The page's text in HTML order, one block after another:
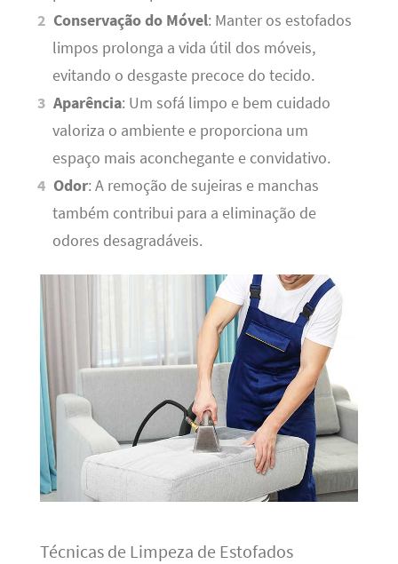
Conservação do Móvel: Manter os estofados
limpos prolonga a vida útil dos móveis,
evitando o desgaste precoce do tecido.
Aparência: Um sofá limpo e bem cuidado
valoriza o ambiente e proporciona um
espaço mais aconchegante e convidativo.
Odor: A remoção de sujeiras e manchas
também contribui para a eliminação de
odores desagradáveis.
Técnicas de Limpeza de Estofados